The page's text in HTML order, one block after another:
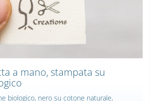
a mano, stampata su
biologico, nero su cotone naturale,